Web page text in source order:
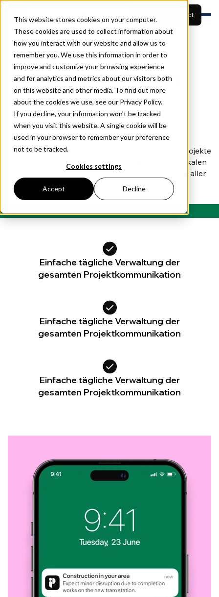
This website stores cookies on your computer.
These cookies are used to collect information about
how you interact with our website and allow us to
remember you. We use this information in order to
improve and customize your browsing experience
and for analytics and metrics about our visitors both
on this website and other media. To find out more
about the cookies we use, see our Privacy Policy.
If you decline, your information won’t be tracked
when you visit this website. A single cookie will be
used in your browser to remember your preference
not to be tracked.
Cookies settings
Accept Decline
German Start your project
Für wen
Funktionen
Preise
Über uns
Ressourcen
Projekte ansehen
Demo buchen
Alles rund um
gesellschaftliches
Engagement.
An einem Ort.
Entdecken Sie, wie Publiq Sie dabei unterstützt, Projekte
transparenter umzusetzen, Widerstände in der lokalen
Gemeinschaft zu reduzieren und die Zufriedenheit aller
Beteiligten zu erhöhen.
Einfache tägliche Verwaltung der
gesamten Projektkommunikation
Einfache tägliche Verwaltung der
gesamten Projektkommunikation
Einfache tägliche Verwaltung der
gesamten Projektkommunikation